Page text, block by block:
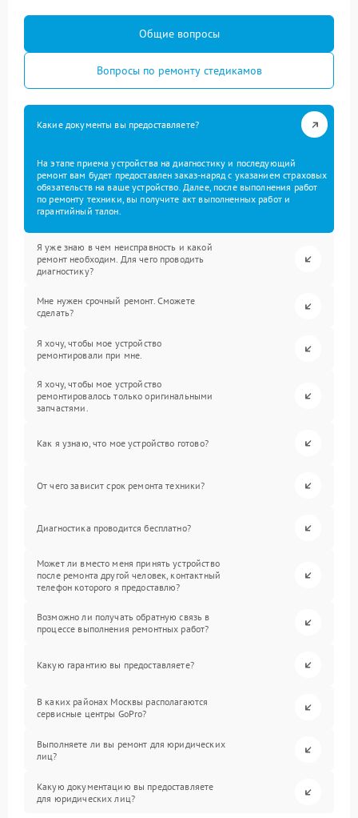
Общие вопросы
Вопросы по ремонту стедикамов
Какие документы вы предоставляете?
На этапе приема устройства на диагностику и последующий
ремонт вам будет предоставлен заказ-наряд с указанием страховых
обязательств на ваше устройство. Далее, после выполнения работ
по ремонту техники, вы получите акт выполненных работ и
гарантийный талон.
Я уже знаю в чем неисправность и какой
ремонт необходим. Для чего проводить
диагностику?
Мне нужен срочный ремонт. Сможете
сделать?
Я хочу, чтобы мое устройство
ремонтировали при мне.
Я хочу, чтобы мое устройство
ремонтировалось только оригинальными
запчастями.
Как я узнаю, что мое устройство готово?
От чего зависит срок ремонта техники?
Диагностика проводится бесплатно?
Может ли вместо меня принять устройство
после ремонта другой человек, контактный
телефон которого я предоставлю?
Возможно ли получать обратную связь в
процессе выполнения ремонтных работ?
Какую гарантию вы предоставляете?
В каких районах Москвы располагаются
сервисные центры GoPro?
Выполняете ли вы ремонт для юридических
лиц?
Какую документацию вы предоставляете
для юридических лиц?